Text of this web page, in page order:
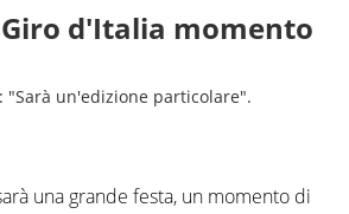
d'Italia momento
un'edizione particolare".
una grande festa, un momento di